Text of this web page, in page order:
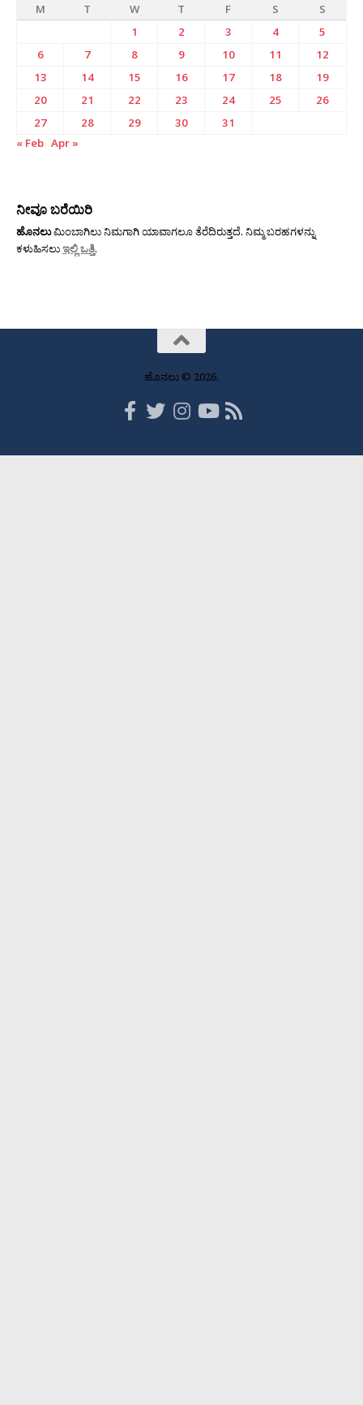
M
T W T F S
S
1
2 3 4
5
6
7 8 9 10 11
12
13
14 15 16 17 18
19
20
21 22 23 24 25
26
27
28 29 30
31
« Feb Apr »
ನೀವೂ ಬರೆಯಿರಿ
ಹೊನಲುಮಿಂಬಾಗಿಲು ನಿಮಗಾಗಿ ಯಾವಾಗಲೂ ತೆರೆದಿರುತ್ತದೆ. ನಿಮ್ಮ ಬರಹಗಳನ್ನು
ಕಳುಹಿಸಲುಇಲ್ಲಿ ಒತ್ತಿ.
ಹೊನಲು © 2026.